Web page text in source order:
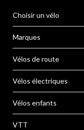
Choisir un vélo
Marques
Vélos de route
Vélos électriques
Vélos enfants
VTT